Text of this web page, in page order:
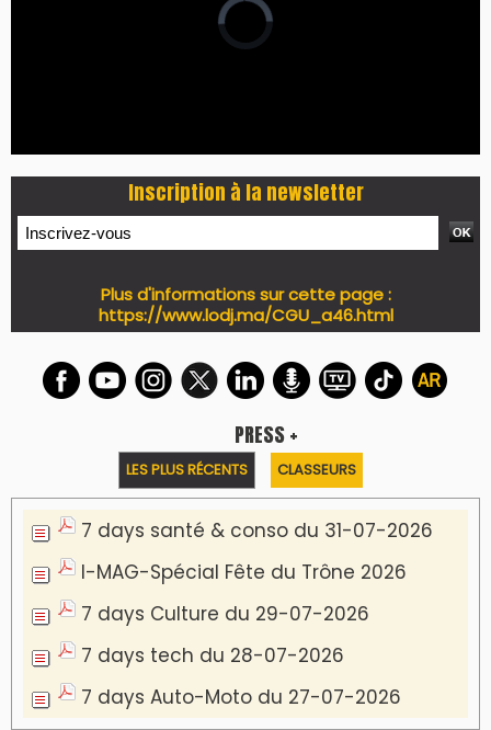
Inscription à la newsletter
Plus d'informations sur cette page :
https://www.lodj.ma/CGU_a46.html
PRESS +
LES PLUS RÉCENTS CLASSEURS
7 days santé & conso du 31-07-2026
I-MAG-Spécial Fête du Trône 2026
7 days Culture du 29-07-2026
7 days tech du 28-07-2026
7 days Auto-Moto du 27-07-2026